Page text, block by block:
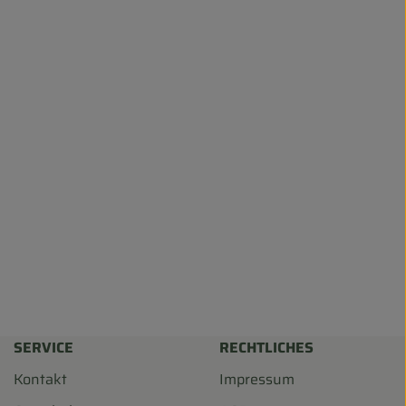
SERVICE
Kontakt
RECHTLICHES
Impressum